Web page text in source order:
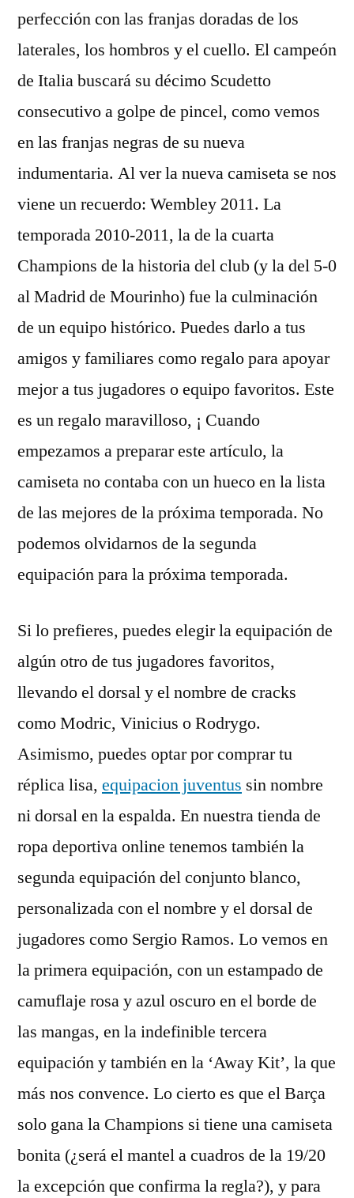
perfección con las franjas doradas de los
laterales, los hombros y el cuello. El campeón
de Italia buscará su décimo Scudetto
consecutivo a golpe de pincel, como vemos
en las franjas negras de su nueva
indumentaria. Al ver la nueva camiseta se nos
viene un recuerdo: Wembley 2011. La
temporada 2010-2011, la de la cuarta
Champions de la historia del club (y la del 5-0
al Madrid de Mourinho) fue la culminación
de un equipo histórico. Puedes darlo a tus
amigos y familiares como regalo para apoyar
mejor a tus jugadores o equipo favoritos. Este
es un regalo maravilloso, ¡ Cuando
empezamos a preparar este artículo, la
camiseta no contaba con un hueco en la lista
de las mejores de la próxima temporada. No
podemos olvidarnos de la segunda
equipación para la próxima temporada.
Si lo prefieres, puedes elegir la equipación de
algún otro de tus jugadores favoritos,
llevando el dorsal y el nombre de cracks
como Modric, Vinicius o Rodrygo.
Asimismo, puedes optar por comprar tu
réplica lisa, equipacion juventus sin nombre
ni dorsal en la espalda. En nuestra tienda de
ropa deportiva online tenemos también la
segunda equipación del conjunto blanco,
personalizada con el nombre y el dorsal de
jugadores como Sergio Ramos. Lo vemos en
la primera equipación, con un estampado de
camuflaje rosa y azul oscuro en el borde de
las mangas, en la indefinible tercera
equipación y también en la ‘Away Kit’, la que
más nos convence. Lo cierto es que el Barça
solo gana la Champions si tiene una camiseta
bonita (¿será el mantel a cuadros de la 19/20
la excepción que confirma la regla?), y para